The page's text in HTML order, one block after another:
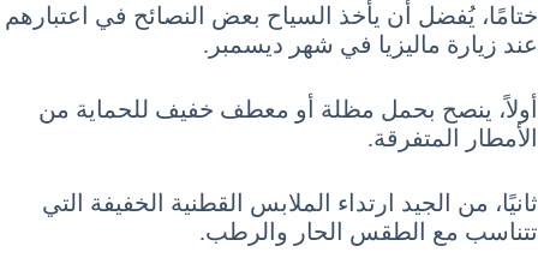
ختامًا، يُفضل أن يأخذ السياح بعض النصائح في اعتبارهم
عند زيارة ماليزيا في شهر ديسمبر.
أولاً، ينصح بحمل مظلة أو معطف خفيف للحماية من
الأمطار المتفرقة.
ثانيًا، من الجيد ارتداء الملابس القطنية الخفيفة التي
تتناسب مع الطقس الحار والرطب.